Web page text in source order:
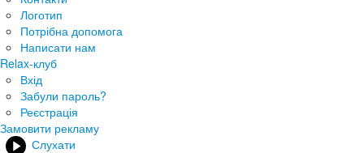
Логотип
Потрібна допомога
Написати нам
Relax-клуб
Вхід
Забули пароль?
Реєстрація
Замовити рекламу
Слухати